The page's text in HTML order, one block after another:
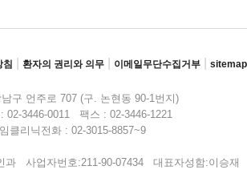
침 환자의 권리와 의무 이메일무단수집거부 sitemap
구 언주로 707 (구. 논현동 90-1번지)
02-3446-0011 팩스 : 02-3446-1221
클리닉전화 : 02-3015-8857~9
과 사업자번호:211-90-07434 대표자성함:이승재